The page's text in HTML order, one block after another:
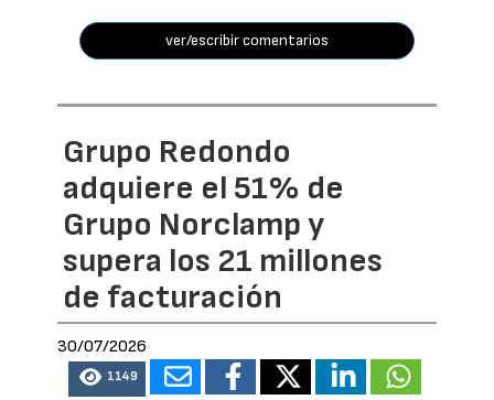
ver/escribir comentarios
Grupo Redondo
adquiere el 51% de
Grupo Norclamp y
supera los 21 millones
de facturación
30/07/2026
1149